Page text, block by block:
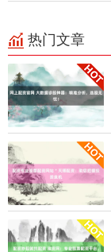
热门文章